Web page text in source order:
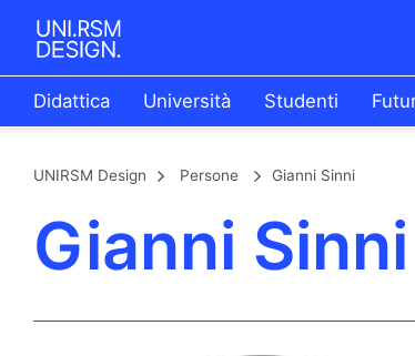
Didattica Università Studenti
UNIRSM Design Persone Gianni Sinni
Gianni Sinni